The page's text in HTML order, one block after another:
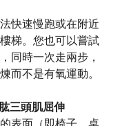
快速慢跑或在附近
梯。您也可以嘗試
同時一次走兩步，
而不是有氧運動。
三頭肌屈伸